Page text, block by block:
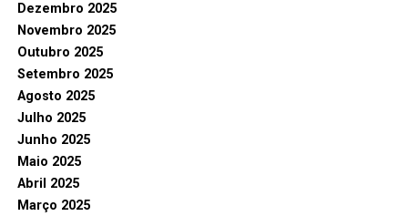
Dezembro 2025
Novembro 2025
Outubro 2025
Setembro 2025
Agosto 2025
Julho 2025
Junho 2025
Maio 2025
Abril 2025
Março 2025